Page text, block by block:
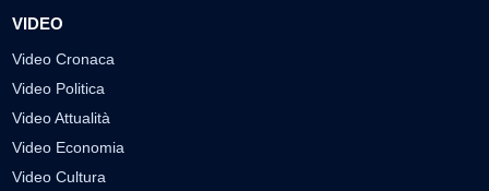
VIDEO
Video Cronaca
Video Politica
Video Attualità
Video Economia
Video Cultura